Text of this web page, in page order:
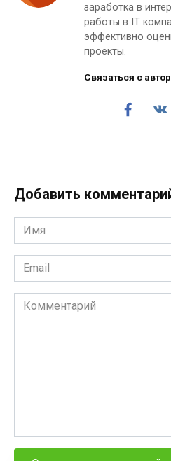
заработка в
работы в IT
эффективно
проекты.
Связаться с
Добавить
Имя
*
Email
*
Комментарий